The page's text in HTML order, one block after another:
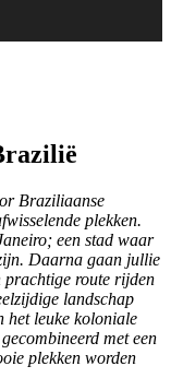
Braziliaanse
plekken.
een stad waar
Daarna gaan jullie
prachtige route rijden
landschap
het leuke koloniale
met een
plekken worden